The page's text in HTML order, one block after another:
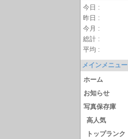
今日 :
昨日 :
今月 :
総計 :
平均 :
メインメニュー
ホーム
お知らせ
写真保存庫
高人気
トップランク